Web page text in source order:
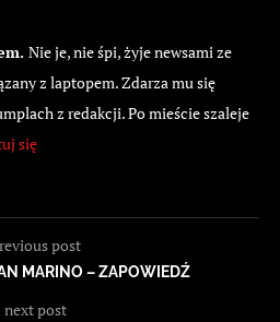
Nie je, nie śpi, żyje newsami ze
z laptopem. Zdarza mu się
z redakcji. Po mieście szaleje
się
post
MARINO – ZAPOWIEDŹ
next post